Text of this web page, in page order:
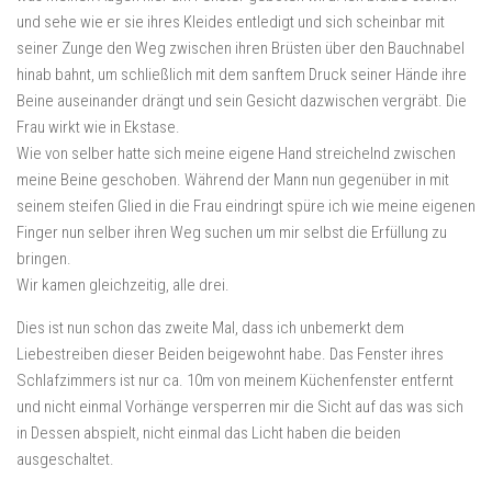
und sehe wie er sie ihres Kleides entledigt und sich scheinbar mit
seiner Zunge den Weg zwischen ihren Brüsten über den Bauchnabel
hinab bahnt, um schließlich mit dem sanftem Druck seiner Hände ihre
Beine auseinander drängt und sein Gesicht dazwischen vergräbt. Die
Frau wirkt wie in Ekstase.
Wie von selber hatte sich meine eigene Hand streichelnd zwischen
meine Beine geschoben. Während der Mann nun gegenüber in mit
seinem steifen Glied in die Frau eindringt spüre ich wie meine eigenen
Finger nun selber ihren Weg suchen um mir selbst die Erfüllung zu
bringen.
Wir kamen gleichzeitig, alle drei.
Dies ist nun schon das zweite Mal, dass ich unbemerkt dem
Liebestreiben dieser Beiden beigewohnt habe. Das Fenster ihres
Schlafzimmers ist nur ca. 10m von meinem Küchenfenster entfernt
und nicht einmal Vorhänge versperren mir die Sicht auf das was sich
in Dessen abspielt, nicht einmal das Licht haben die beiden
ausgeschaltet.